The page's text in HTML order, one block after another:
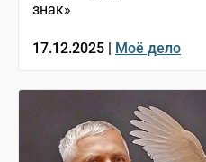
знак»
17.12.2025 | Моё дело